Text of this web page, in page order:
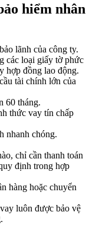
hiểm nhân
lãnh của công ty.
các loại giấy tờ phức
hợp đồng lao động.
tài chính lớn của
60 tháng.
thức vay tín chấp
nhanh chóng.
chỉ cần thanh toán
định trong hợp
hàng hoặc chuyển
luôn được bảo vệ